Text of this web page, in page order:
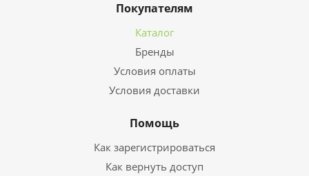
Покупателям
Каталог
Бренды
Условия оплаты
Условия доставки
Помощь
Как зарегистрироваться
Как вернуть доступ